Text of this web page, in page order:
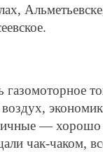
газомоторное
— хорошо
чак-чаком,